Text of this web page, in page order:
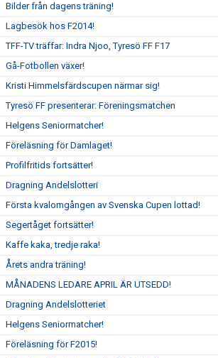
Bilder från dagens träning!
Lagbesök hos F2014!
TFF-TV träffar: Indra Njoo, Tyresö FF F17
Gå-Fotbollen växer!
Kristi Himmelsfärdscupen närmar sig!
Tyresö FF presenterar: Föreningsmatchen
Helgens Seniormatcher!
Föreläsning för Damlaget!
Profilfritids fortsätter!
Dragning Andelslotteri
Första kvalomgången av Svenska Cupen lottad!
Segertåget fortsätter!
Kaffe kaka, tredje raka!
Årets andra träning!
MÅNADENS LEDARE APRIL ÄR UTSEDD!
Dragning Andelslotteriet
Helgens Seniormatcher!
Föreläsning för F2015!